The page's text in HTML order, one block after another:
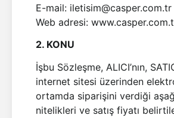
E-mail: iletisim@casper.com.tr
Web adresi:
2. KONU
İşbu Sözleşme, ALICI’nın,
internet sitesi üzerinden
ortamda siparişini verdiği
nitelikleri ve satış fiyatı